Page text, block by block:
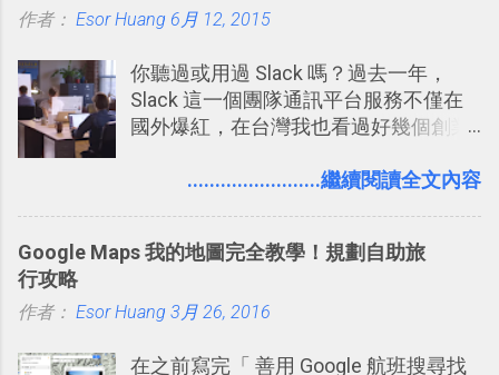
作者： Esor Huang 6月 12, 2015
你聽過或用過 Slack 嗎？過去一年，
Slack 這一個團隊通訊平台服務不僅在
國外爆紅，在台灣我也看過好幾個創業
理，到底 Slack 有什麼魅力？它是不是
有機會在一個專案合作中使用了 Slack
點： 1. 「 很有趣 」： Slack 裡擁有跟
聊天打屁、傳送有趣影音圖文的功能。
........................繼續閱讀全文內容
Google Maps 我的地圖完全教學！規劃自助旅
行攻略
作者： Esor Huang 3月 26, 2016
在之前寫完「 善用 Google 航班搜尋找